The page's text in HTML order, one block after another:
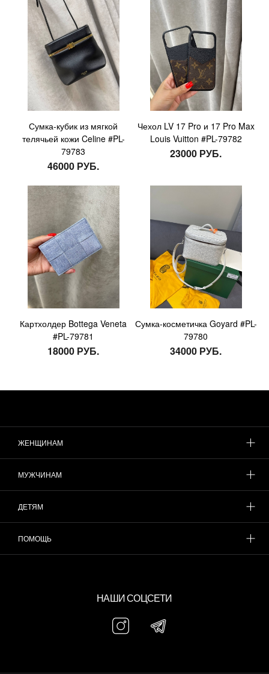
Сумка-кубик из мягкой
телячьей кожи Celine #PL-
79783
46000 РУБ.
Чехол LV 17 Pro и 17 Pro Max
Louis Vuitton #PL-79782
23000 РУБ.
Картхолдер Bottega Veneta
#PL-79781
18000 РУБ.
Сумка-косметичка Goyard #PL-
79780
34000 РУБ.
ЖЕНЩИНАМ
МУЖЧИНАМ
ДЕТЯМ
ПОМОЩЬ
НАШИ СОЦСЕТИ